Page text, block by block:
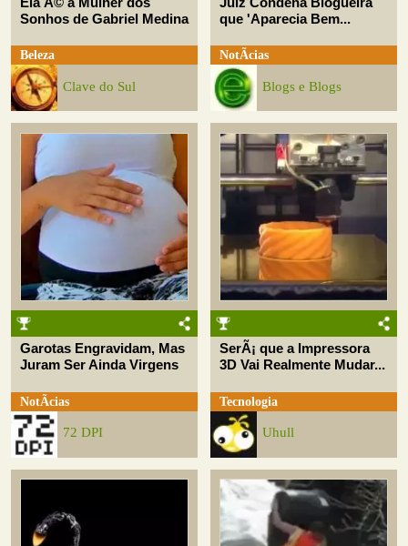
Sonhos de Gabriel Medina
Beleza
Clave do Sul
que 'Aparecia Bem...
NotÃ­cias
Blogs e Blogs
Garotas Engravidam, Mas
Juram Ser Ainda Virgens
NotÃ­cias
72 DPI
SerÃ¡ que a Impressora
3D Vai Realmente Mudar...
Tecnologia
Uhull